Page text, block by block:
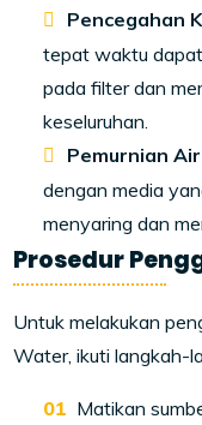
Pencegahan
tepat waktu
pada filter dan
keseluruhan.
Pemurnian
dengan media
menyaring dan
Prosedur
Untuk melakukan
Water, ikuti langkah-
Matikan